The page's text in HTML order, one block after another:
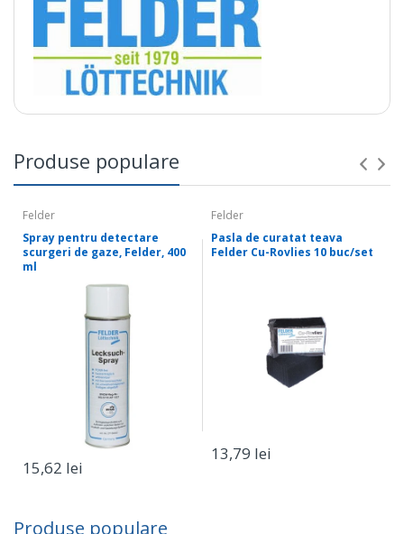
Produse populare
Felder
Spray pentru detectare
scurgeri de gaze, Felder, 400
ml
15,62 lei
Felder
Pasla de curatat teava
Felder Cu-Rovlies 10 buc/set
13,79 lei
Produse populare